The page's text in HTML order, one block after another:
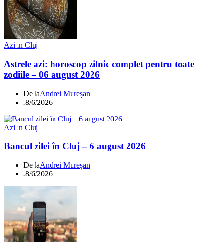
Azi in Cluj
Astrele azi: horoscop zilnic complet pentru toate
zodiile – 06 august 2026
De laAndrei Mureșan
.8/6/2026
Azi in Cluj
Bancul zilei în Cluj – 6 august 2026
De laAndrei Mureșan
.8/6/2026